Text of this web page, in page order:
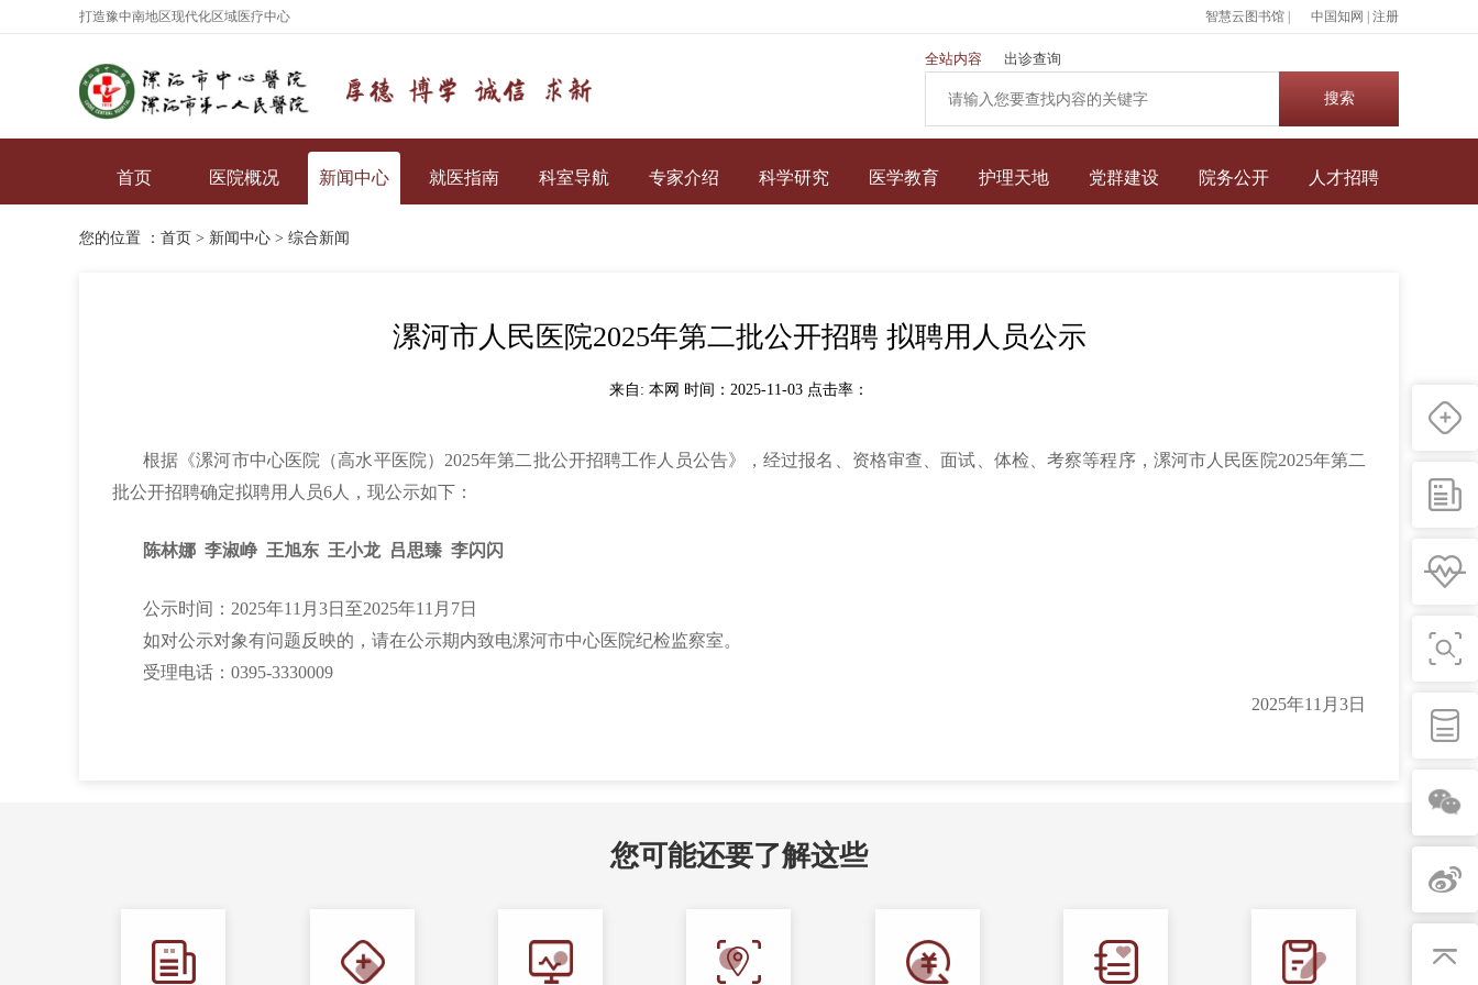
打造豫中南地区现代化区域医疗中心 智慧云图书馆 | 中国知网 注册
全站内容 出诊查询
首页 医院概况 新闻中心 就医指南 科室导航 专家介绍 科学研究 医学教育 护理天地 党群建设 院务公开 人才招聘
您的位置 ： 首页 > 新闻中心 > 综合新闻
漯河市人民医院2025年第二批公开招聘 拟聘用人员公示
来自: 本网 时间：2025-11-03 点击率：
根据《漯河市中心医院（高水平医院）2025年第二批公开招聘工作人员公告》，经过报名、资格审查、面试、体检、考察等程序，漯河市人民医院2025年第二
批公开招聘确定拟聘用人员6人，现公示如下：
陈林娜 李淑峥 王旭东 王小龙 吕思臻 李闪闪
公示时间：2025年11月3日至2025年11月7日
如对公示对象有问题反映的，请在公示期内致电漯河市中心医院纪检监察室。
受理电话：0395-3330009
2025年11月3日
您可能还要了解这些